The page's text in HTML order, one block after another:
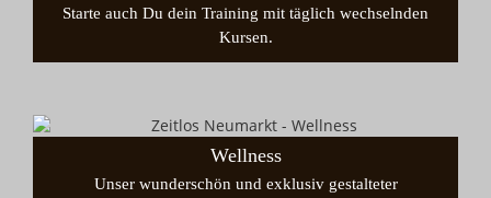
Starte auch Du dein Training mit täglich wechselnden
Kursen.
Wellness
Unser wunderschön und exklusiv gestalteter